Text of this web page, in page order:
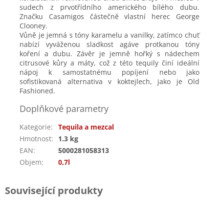
sudech z prvotřídního amerického bílého dubu.
Značku Casamigos částečně vlastní herec George
Clooney.
Vůně je jemná s tóny karamelu a vanilky, zatímco chuť
nabízí vyváženou sladkost agáve protkanou tóny
koření a dubu. Závěr je jemně hořký s nádechem
citrusové kůry a máty, což z této tequily činí ideální
nápoj k samostatnému popíjení nebo jako
sofistikovaná alternativa v koktejlech, jako je Old
Fashioned.
Doplňkové parametry
Kategorie:
Tequila a mezcal
Hmotnost:
1.3 kg
EAN:
5000281058313
Objem: 0,7l
Související produkty